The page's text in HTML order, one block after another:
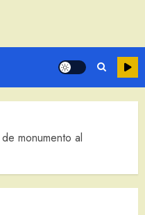
monumento al